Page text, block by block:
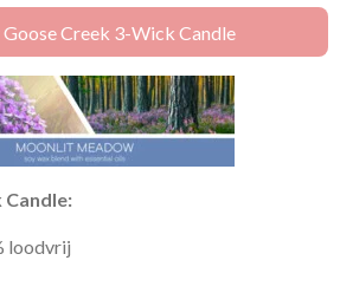
n
e
n
Goose Creek 3-Wick Candle
Candle:
loodvrij